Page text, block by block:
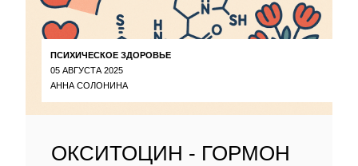
ПСИХИЧЕСКОЕ ЗДОРОВЬЕ
05 АВГУСТА 2025
АННА СОЛОНИНА
ОКСИТОЦИН - ГОРМОН